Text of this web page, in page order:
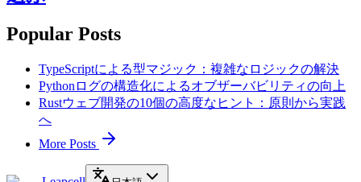
Popular Posts
TypeScriptによる型マジック：複雑なロジックの解決
Pythonログの構造化によるオブザーバビリティの向上
Rustウェブ開発の10個の高度なヒント：原則から実践
へ
More Posts